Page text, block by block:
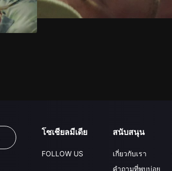
โซเชียลมีเดีย
FOLLOW US
สนับสนุน
เกี่ยวกับเรา
คำถามที่พบบ่อย